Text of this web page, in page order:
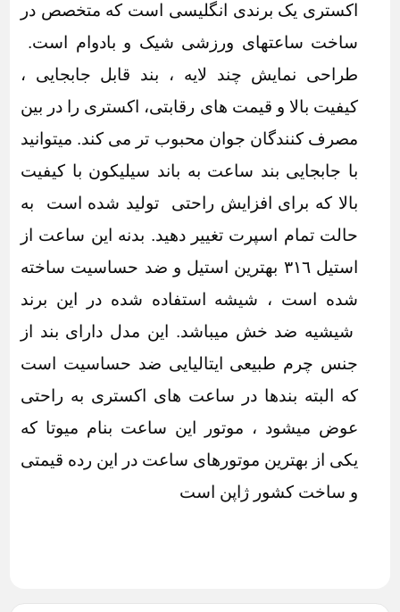
اکستری یک برندی انگلیسی است که متخصص در
ساخت ساعتهای ورزشی شیک و بادوام است.
طراحی نمایش چند لایه ، بند قابل جابجایی ،
کیفیت بالا و قیمت های رقابتی، اکستری را در بین
مصرف کنندگان جوان محبوب تر می کند. میتوانید
با جابجایی بند ساعت به باند سیلیکون با کیفیت
بالا که برای افزایش راحتی تولید شده است به
حالت تمام اسپرت تغییر دهید. بدنه این ساعت از
استیل ٣١٦ بهترین استیل و ضد حساسیت ساخته
شده است ، شیشه استفاده شده در این برند
شیشیه ضد خش میباشد. این مدل دارای بند از
جنس چرم طبیعی ایتالیایی ضد حساسیت است
که البته بندها در ساعت های اکستری به راحتی
عوض میشود ، موتور این ساعت بنام میوتا که
یکی از بهترین موتورهای ساعت در این رده قیمتی
و ساخت کشور ژاپن است